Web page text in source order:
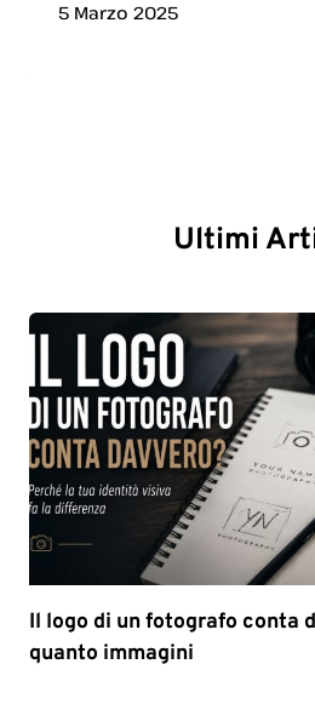
5 Marzo 2025
Ultimi
Il logo di un fotografo conta
quanto immagini